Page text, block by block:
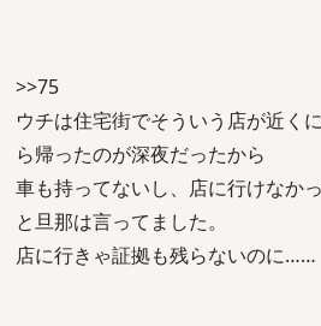
>>75
ウチは住宅街でそういう店が近く
ら帰ったのが深夜だったから
車も持ってないし、店に行けなかっ
と旦那は言ってました。
店に行きゃ証拠も残らないのに……